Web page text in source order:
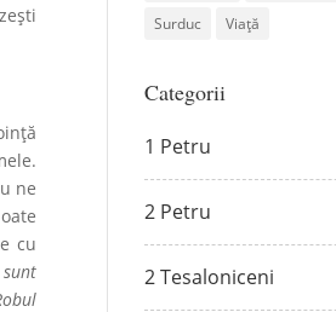
ne
cu
Surduc
Viață
Categorii
1 Petru
2 Petru
2 Tesaloniceni